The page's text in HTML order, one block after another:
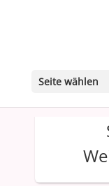
Seite wählen